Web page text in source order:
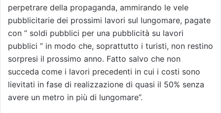
perpetrare della propaganda, ammirando le vele
pubblicitarie dei prossimi lavori sul lungomare, pagate
con ” soldi pubblici per una pubblicità su lavori
pubblici ” in modo che, soprattutto i turisti, non restino
sorpresi il prossimo anno. Fatto salvo che non
succeda come i lavori precedenti in cui i costi sono
lievitati in fase di realizzazione di quasi il 50% senza
avere un metro in più di lungomare”.